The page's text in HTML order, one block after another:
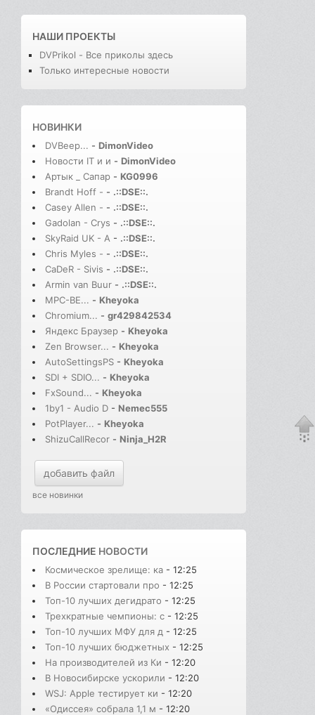
НАШИ ПРОЕКТЫ
DVPrikol - Все приколы здесь
Только интересные новости
НОВИНКИ
DVBeep... - DimonVideo
Новости IT и и - DimonVideo
Артык _ Сапар - KG0996
Brandt Hoff - - .::DSE::.
Casey Allen - - .::DSE::.
Gadolan - Crys - .::DSE::.
SkyRaid UK - A - .::DSE::.
Chris Myles - - .::DSE::.
CaDeR - Sivis - .::DSE::.
Armin van Buur - .::DSE::.
MPC-BE... - Kheyoka
Chromium... - gr429842534
Яндекс Браузер - Kheyoka
Zen Browser... - Kheyoka
AutoSettingsPS - Kheyoka
SDI + SDIO... - Kheyoka
FxSound... - Kheyoka
1by1 - Audio D - Nemec555
PotPlayer... - Kheyoka
ShizuCallRecor - Ninja_H2R
добавить файл
все новинки
ПОСЛЕДНИЕ НОВОСТИ
Космическое зрелище: ка - 12:25
В России стартовали про - 12:25
Топ-10 лучших дегидрато - 12:25
Трехкратные чемпионы: с - 12:25
Топ-10 лучших МФУ для д - 12:25
Топ-10 лучших бюджетных - 12:25
На производителей из Ки - 12:20
В Новосибирске ускорили - 12:20
WSJ: Apple тестирует ки - 12:20
«Одиссея» собрала 1,1 м - 12:20